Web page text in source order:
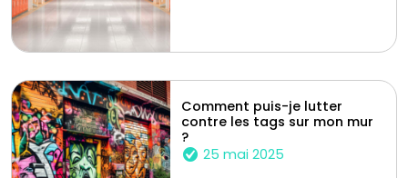
Comment puis-je lutter
contre les tags sur mon mur
?
25 mai 2025